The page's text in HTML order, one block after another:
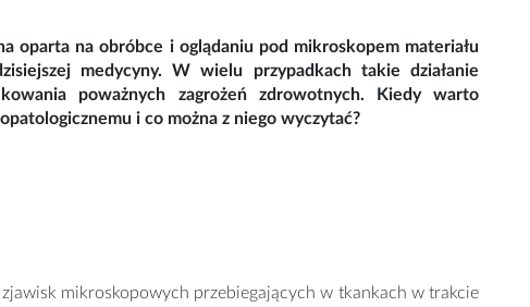
oparta na obróbce i oglądaniu pod mikroskopem materiału
medycyny. W wielu przypadkach takie działanie
poważnych zagrożeń zdrowotnych. Kiedy warto
i co można z niego wyczytać?
mikroskopowych przebiegających w tkankach w trakcie